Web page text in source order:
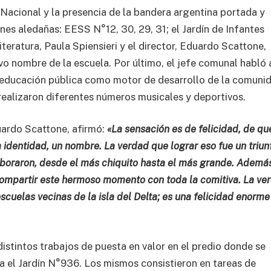
y la presencia de la bandera argentina portada y
aledañas: EESS N°12, 30, 29, 31; el Jardín de Infantes
Paula Spiensieri y el director, Eduardo Scattone,
nombre de la escuela. Por último, el jefe comunal habló
pública como motor de desarrollo de la
diferentes números musicales y deportivos.
Scattone, afirmó: «La sensación es de felicidad, de
un nombre. La verdad que lograr eso fue un
desde el más chiquito hasta el más grande.
este hermoso momento con toda la comitiva. La
vecinas de la isla del Delta; es una felicidad
trabajos de puesta en valor en el predio donde se
Jardín N°936. Los mismos consistieron en tareas de